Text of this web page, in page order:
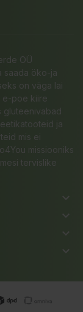
OÜ
saada öko-ja
on väga lai
e-poe kiire
gluteenivabad
ja
mis ei
missiooniks
tervislike
keyboard_arrow_down
keyboard_arrow_down
keyboard_arrow_down
keyboard_arrow_down